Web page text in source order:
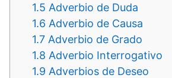
1.5 Adverbio de Duda
1.6 Adverbio de Causa
1.7 Adverbio de Grado
1.8 Adverbio Interrogativo
1.9 Adverbios de Deseo